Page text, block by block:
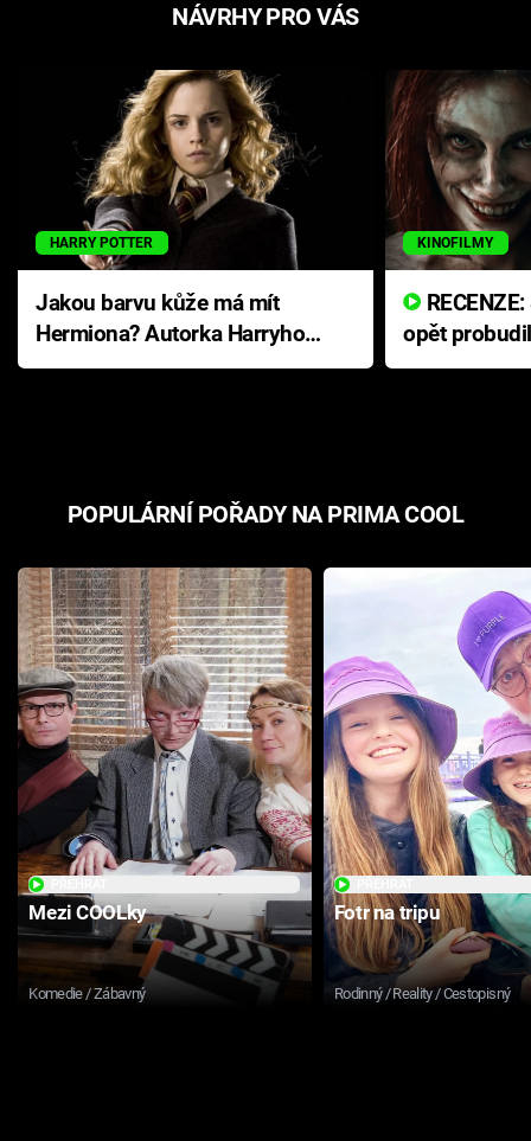
NÁVRHY PRO VÁS
HARRY POTTER
Jakou barvu kůže má mít
Hermiona? Autorka Harryho
Pottera přišla s ráznou
KINOFILMY
opět
přichází s
POPULÁRNÍ POŘADY NA PRIMA COOL
Mezi COOLky
Komedie / Zábavný
Fotr na tripu
Rodinný / Reality / Cestopisný